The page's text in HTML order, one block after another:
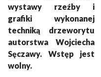
wystawy rzeźby i
grafiki wykonanej
techniką drzeworytu
autorstwa Wojciecha
Sęczawy. Wstęp jest
wolny.